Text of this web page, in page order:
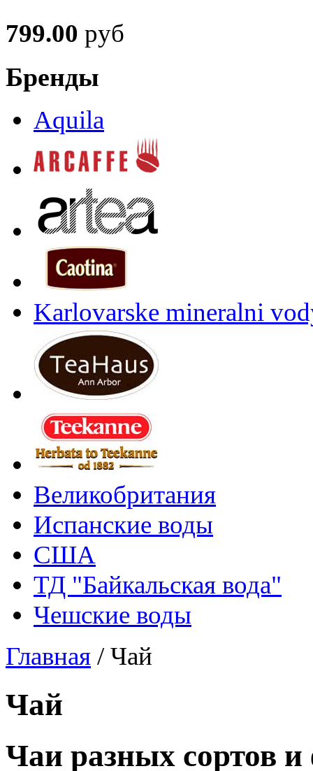
799.00 руб
Бренды
Aquila
Karlovarske mineralni
Великобритания
Испанские воды
США
ТД "Байкальская вода"
Чешские воды
Главная /Чай
Чай
Чаи разных сортов и